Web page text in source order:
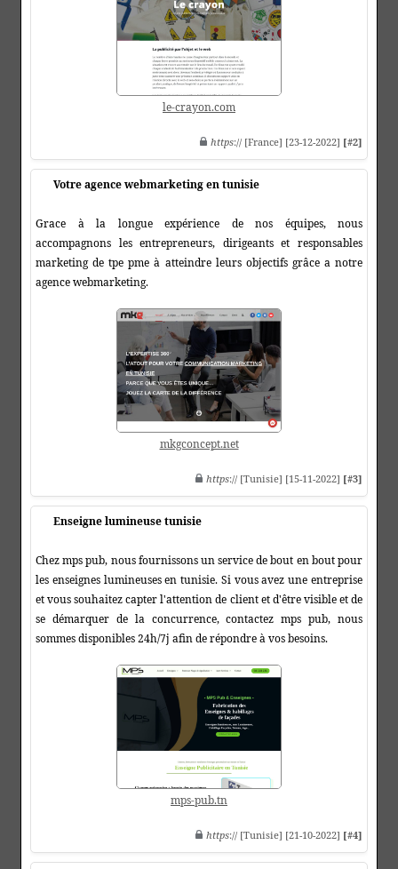
le-crayon.com
https:// [France] [23-12-2022] [#2]
Votre agence webmarketing en tunisie
Grace à la longue expérience de nos équipes, nous
accompagnons les entrepreneurs, dirigeants et responsables
marketing de tpe pme à atteindre leurs objectifs grâce a notre
agence webmarketing.
mkgconcept.net
https:// [Tunisie] [15-11-2022] [#3]
Enseigne lumineuse tunisie
Chez mps pub, nous fournissons un service de bout en bout pour
les enseignes lumineuses en tunisie. Si vous avez une entreprise
et vous souhaitez capter l'attention de client et d'être visible et de
se démarquer de la concurrence, contactez mps pub, nous
sommes disponibles 24h/7j afin de répondre à vos besoins.
mps-pub.tn
https:// [Tunisie] [21-10-2022] [#4]